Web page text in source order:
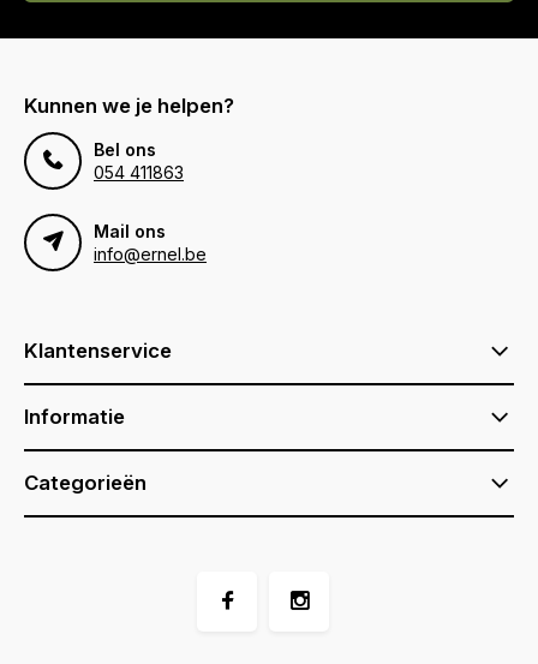
Kunnen we je helpen?
Bel ons
054 411863
Mail ons
info@ernel.be
Klantenservice
Informatie
Categorieën